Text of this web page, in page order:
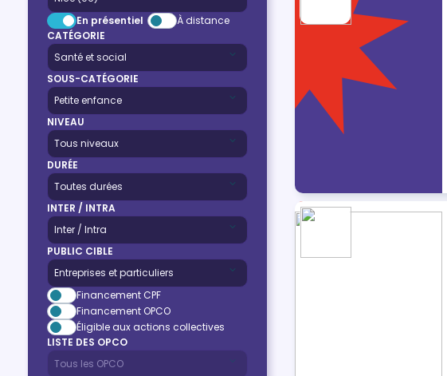
En présentiel
À distance
CATÉGORIE
SOUS-CATÉGORIE
NIVEAU
DURÉE
INTER / INTRA
PUBLIC CIBLE
Financement CPF
Financement OPCO
Éligible aux actions collectives
LISTE DES OPCO